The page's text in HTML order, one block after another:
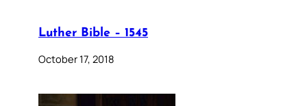
Luther Bible – 1545
October 17, 2018